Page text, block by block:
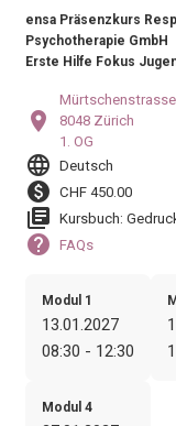
ensa Präsenzkurs
Psychotherapie GmbH
Erste Hilfe Fokus
location_on
8048 Zürich
1. OG
language Deutsch
paid CHF 450.00
library_books Kursbuch:
help FAQs
Modul 1
13.01.2027
08:30 - 12:30
Modul 4